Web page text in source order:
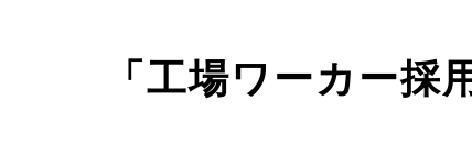
「工場ワーカー